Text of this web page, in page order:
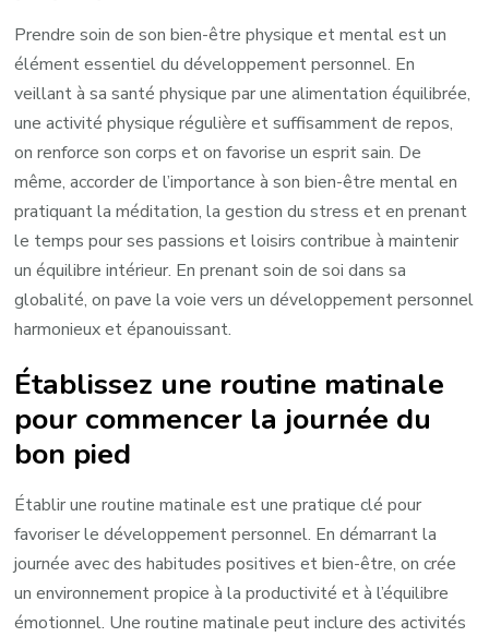
Prendre soin de son bien-être physique et mental est un
élément essentiel du développement personnel. En
veillant à sa santé physique par une alimentation équilibrée,
une activité physique régulière et suffisamment de repos,
on renforce son corps et on favorise un esprit sain. De
même, accorder de l’importance à son bien-être mental en
pratiquant la méditation, la gestion du stress et en prenant
le temps pour ses passions et loisirs contribue à maintenir
un équilibre intérieur. En prenant soin de soi dans sa
globalité, on pave la voie vers un développement personnel
harmonieux et épanouissant.
Établissez une routine matinale
pour commencer la journée du
bon pied
Établir une routine matinale est une pratique clé pour
favoriser le développement personnel. En démarrant la
journée avec des habitudes positives et bien-être, on crée
un environnement propice à la productivité et à l’équilibre
émotionnel. Une routine matinale peut inclure des activités